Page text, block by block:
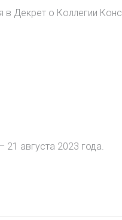
Декрет о Коллегии
21 августа 2023 года.